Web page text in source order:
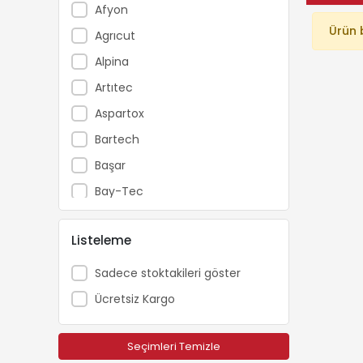
Afyon
Agrıcut
Alpina
Artıtec
Aspartox
Bartech
Başar
Bay-Tec
Beıyuan
Beready
Boryap
Brofar
Bursa Tohum
Campagnola
Listeleme
Sadece stoktakileri göster
Ücretsiz Kargo
Seçimleri Temizle
Ürün